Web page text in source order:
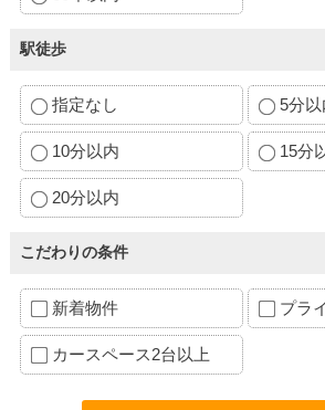
駅徒歩
指定なし 5分以
10分以内 15分
20分以内
こだわりの条件
新着物件 プラ
カースペース2台以上